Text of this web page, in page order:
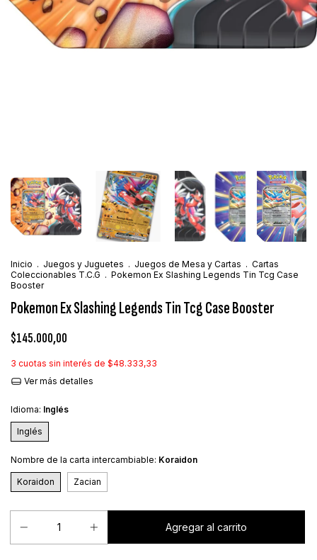
Inicio . Juegos y Juguetes . Juegos de Mesa y Cartas . Cartas
Coleccionables T.C.G . Pokemon Ex Slashing Legends Tin Tcg Case
Booster
Pokemon Ex Slashing Legends Tin Tcg Case Booster
$145.000,00
3 cuotas sin interés de $48.333,33
Ver más detalles
Idioma: Inglés
Inglés
Nombre de la carta intercambiable: Koraidon
Koraidon Zacian